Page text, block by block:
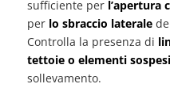
sufficiente per l’apertura
per lo sbraccio laterale
Controlla la presenza di
tettoie o elementi sospesi
sollevamento.